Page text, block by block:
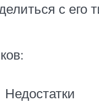
с его
Недостатки